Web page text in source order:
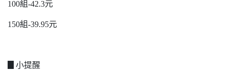
100組-42.3元
150組-39.95元
▊小提醒